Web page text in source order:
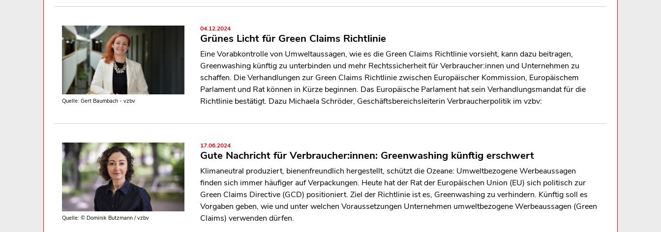
Quelle: Gert Baumbach - vzbv
04.12.2024
Grünes Licht für Green Claims Richtlinie
Eine Vorabkontrolle von Umweltaussagen, wie es die Green Claims Richtlinie vorsieht, kann dazu beitragen,
Greenwashing künftig zu unterbinden und mehr Rechtssicherheit für Verbraucher:innen und Unternehmen zu
schaffen. Die Verhandlungen zur Green Claims Richtlinie zwischen Europäischer Kommission, Europäischem
Parlament und Rat können in Kürze beginnen. Das Europäische Parlament hat sein Verhandlungsmandat für die
Richtlinie bestätigt. Dazu Michaela Schröder, Geschäftsbereichsleiterin Verbraucherpolitik im vzbv:
Quelle: © Dominik Butzmann / vzbv
17.06.2024
Gute Nachricht für Verbraucher:innen: Greenwashing künftig erschwert
Klimaneutral produziert, bienenfreundlich hergestellt, schützt die Ozeane: Umweltbezogene Werbeaussagen
finden sich immer häufiger auf Verpackungen. Heute hat der Rat der Europäischen Union (EU) sich politisch zur
Green Claims Directive (GCD) positioniert. Ziel der Richtlinie ist es, Greenwashing zu verhindern. Künftig soll es
Vorgaben geben, wie und unter welchen Voraussetzungen Unternehmen umweltbezogene Werbeaussagen (Green
Claims) verwenden dürfen.